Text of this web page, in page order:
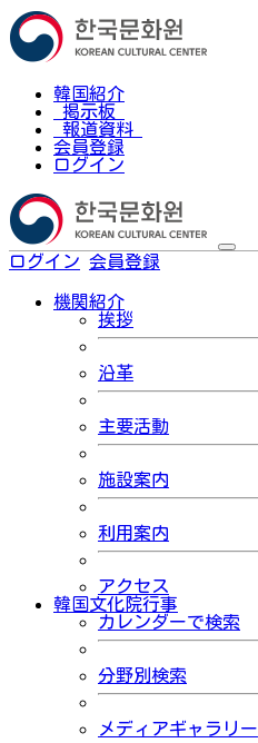
韓国紹介
掲示板
報道資料
会員登録
ログイン
ログイン 会員登録
機関紹介
挨拶
沿革
主要活動
施設案内
利用案内
アクセス
韓国文化院行事
カレンダーで検索
分野別検索
メディアギャラリー